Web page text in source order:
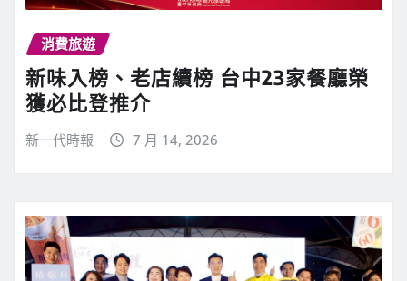
消費旅遊
新味入榜、老店續榜 台中23家餐廳榮
獲必比登推介
新一代時報 7 月 14, 2026